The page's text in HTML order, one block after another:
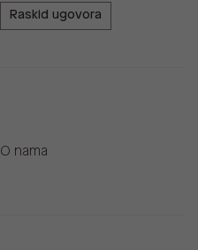
Raskid ugovora
O nama